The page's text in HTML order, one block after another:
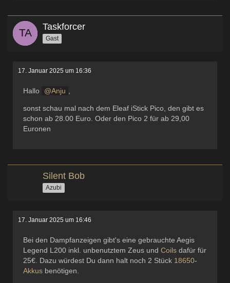
Taskforcer
Gast
17. Januar 2025 um 16:36
Hallo Anju
sonst schau mal nach dem Eleaf iStick Pico, den gibt es
schon ab 28.00 Euro. Oder den Pico 2 für ab 29,00
Euronen
Silent Bob
Azubi
17. Januar 2025 um 16:46
Bei den Dampfanzeigen gibt's eine gebrauchte Aegis
Legend L200 inkl. unbenutztem Zeus und Coils dafür für
25€. Dazu würdest Du dann halt noch 2 Stück 18650-
Akkus benötigen.